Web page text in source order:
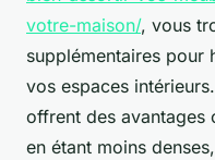
votre-maison/, vous
supplémentaires pour
vos espaces
offrent des avantages
en étant moins